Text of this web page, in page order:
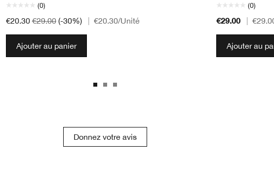
(0)
€20.30€29.00 (-30%) €20.30/Unité
Ajouter au panier
(0)
€29.00
Ajouter au
Donnez votre avis